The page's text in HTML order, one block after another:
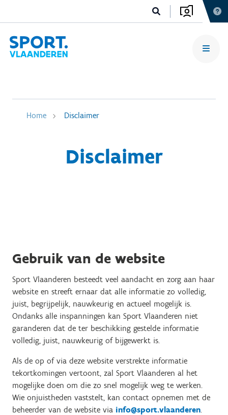
Home Disclaimer
Disclaimer
Gebruik van de website
Sport Vlaanderen besteedt veel aandacht en zorg aan haar
website en streeft ernaar dat alle informatie zo volledig,
juist, begrijpelijk, nauwkeurig en actueel mogelijk is.
Ondanks alle inspanningen kan Sport Vlaanderen niet
garanderen dat de ter beschikking gestelde informatie
volledig, juist, nauwkeurig of bijgewerkt is.
Als de op of via deze website verstrekte informatie
tekortkomingen vertoont, zal Sport Vlaanderen al het
mogelijke doen om die zo snel mogelijk weg te werken.
Wie onjuistheden vaststelt, kan contact opnemen met de
beheerder van de website via info@sport.vlaanderen.